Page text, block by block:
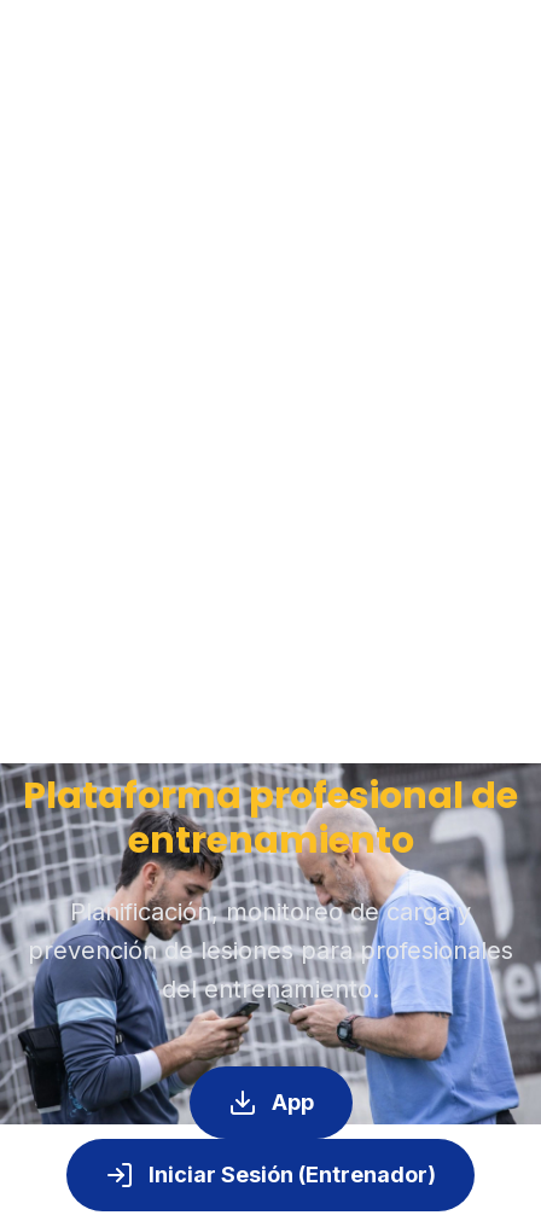
Plataforma profesional de
entrenamiento
Planificación, monitoreo de carga y
prevención de lesiones para profesionales
del entrenamiento.
App
Iniciar Sesión (Entrenador)